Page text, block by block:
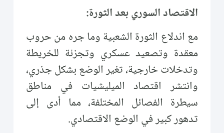
الاقتصاد السوري بعد الثورة:
مع اندلاع الثورة الشعبية وما جره من حروب
معقدة وتصعيد عسكري وتجزئة للخريطة
وتدخلات خارجية، تغير الوضع بشكل جذري،
وانتشر اقتصاد الميليشيات في مناطق
سيطرة الفصائل المختلفة، مما أدى إلى
تدهور كبير في الوضع الاقتصادي.